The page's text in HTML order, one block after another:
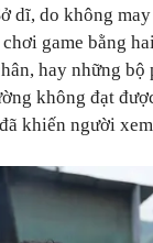
dĩ, do không
game bằng
hay những bộ
không đạt
khiến người